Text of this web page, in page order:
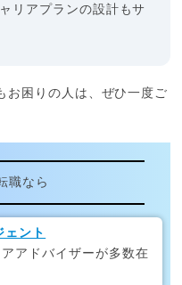
リアプランの設計もサ
お困りの人は、ぜひ一度ご
職なら
ェント
アドバイザーが多数在